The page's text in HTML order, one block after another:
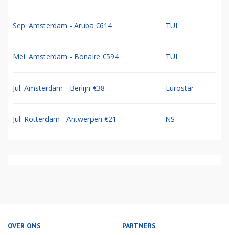
Sep: Amsterdam - Aruba €614 TUI
Mei: Amsterdam - Bonaire €594 TUI
Jul: Amsterdam - Berlijn €38 Eurostar
Jul: Rotterdam - Antwerpen €21 NS
OVER ONS PARTNERS